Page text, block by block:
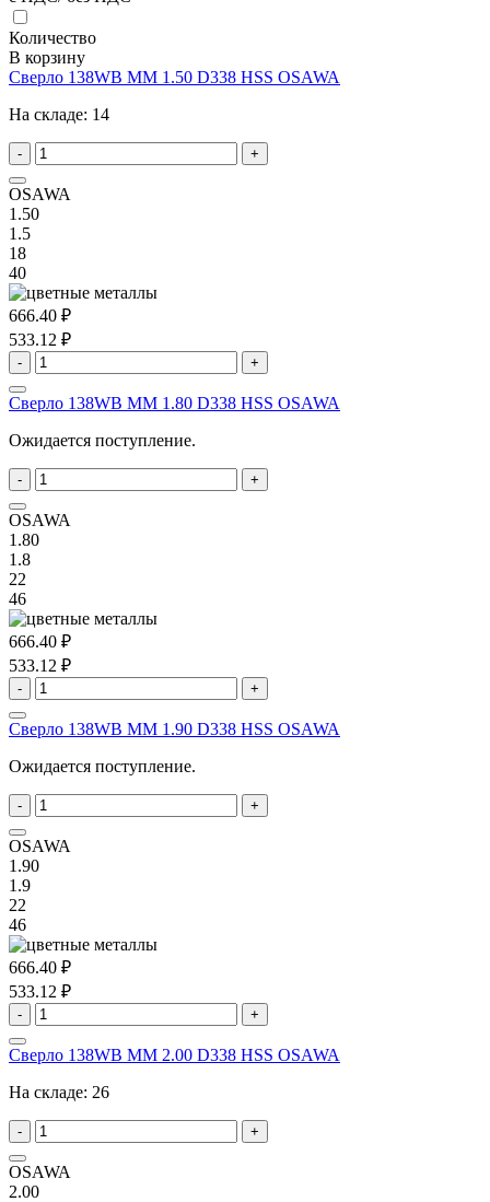
Количество
В корзину
Сверло 138WB MM 1.50 D338 HSS OSAWA
На складе: 14
- +
OSAWA
1.50
1.5
18
40
666.40 ₽
533.12 ₽
- +
Сверло 138WB MM 1.80 D338 HSS OSAWA
Ожидается поступление.
- +
OSAWA
1.80
1.8
22
46
666.40 ₽
533.12 ₽
- +
Сверло 138WB MM 1.90 D338 HSS OSAWA
Ожидается поступление.
- +
OSAWA
1.90
1.9
22
46
666.40 ₽
533.12 ₽
- +
Сверло 138WB MM 2.00 D338 HSS OSAWA
На складе: 26
- +
OSAWA
2.00